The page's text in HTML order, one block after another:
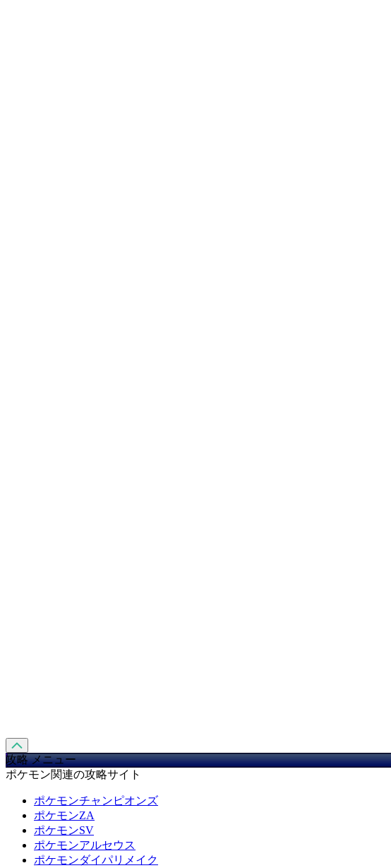
攻略 メニュー
ポケモン関連の攻略サイト
ポケモンチャンピオンズ
ポケモンZA
ポケモンSV
ポケモンアルセウス
ポケモンダイパリメイク